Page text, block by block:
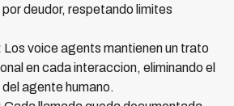
deudor, respetando limites
Los voice agents mantienen un trato
en cada interaccion, eliminando el
agente humano.